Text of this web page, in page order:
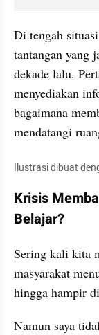
Di tengah
tantangan yang
dekade lalu.
menyediakan
bagaimana
mendatangi
Ilustrasi dibuat
Krisis
Belajar?
Sering kali kita
masyarakat
hingga hampir
Namun saya